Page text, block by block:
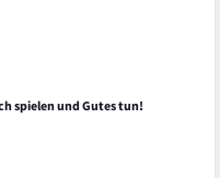
spielen und Gutes tun!